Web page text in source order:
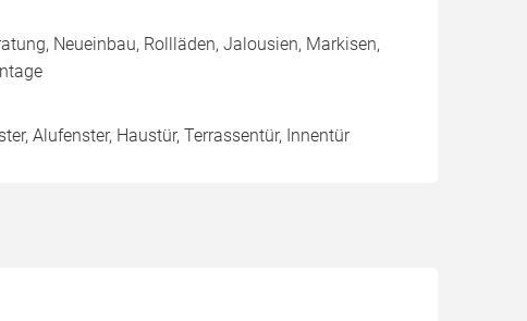
Neueinbau, Rollläden, Jalousien, Markisen,
Alufenster, Haustür, Terrassentür, Innentür